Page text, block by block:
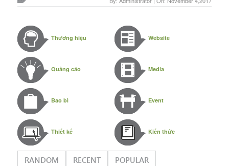
Thương hiệu
Quảng cáo
Bao bì
Thiết kế
Website
Media
Event
Kiến thức
RANDOM RECENT POPULAR